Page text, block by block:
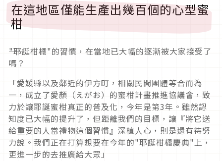
在這地區僅能生產出幾百個的心型蜜
柑
――"耶誕柑橘"的習慣，在當地已大幅的逐漸被大家接受了
嗎？
「愛媛縣以及鄰近的伊方町，相關民間團體等合而為
一，成立了愛顏（えがお）的蜜柑計畫推進協議會，致
力於讓耶誕蜜柑真正的普及化，今年是第3年。雖然認
知度已大幅的提升了，但距離我們的目標，讓『將它送
給重要的人當禮物這個習慣』深植人心，則是還有待努
力說。我們正在打算想要在今年的"耶誕柑橘慶典"上，
更進一步的去推廣給大眾」